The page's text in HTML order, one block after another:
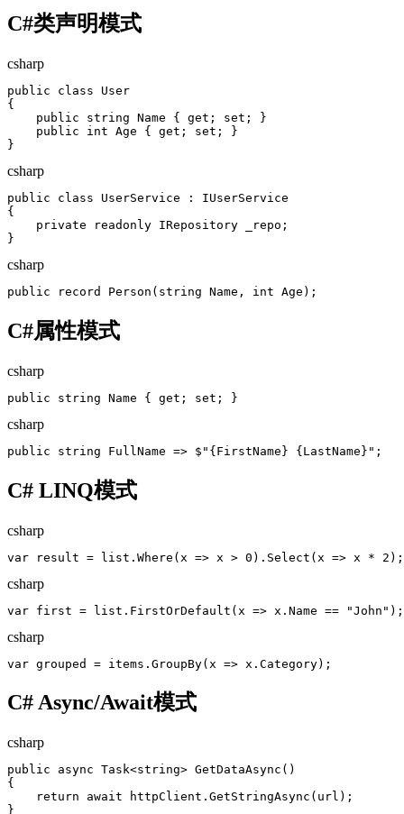
C#类声明模式
csharp
public class User
{
    public string Name { get; set; }
    public int Age { get; set; }
}
csharp
public class UserService : IUserService
{
    private readonly IRepository _repo;
}
csharp
public record Person(string Name, int Age);
C#属性模式
csharp
public string Name { get; set; }
csharp
public string FullName => $"{FirstName} {LastName}";
C# LINQ模式
csharp
var result = list.Where(x => x > 0).Select(x => x * 2);
csharp
var first = list.FirstOrDefault(x => x.Name == "John");
csharp
var grouped = items.GroupBy(x => x.Category);
C# Async/Await模式
csharp
public async Task<string> GetDataAsync()
{
    return await httpClient.GetStringAsync(url);
}